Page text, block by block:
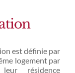
est définie par
logement par
résidence